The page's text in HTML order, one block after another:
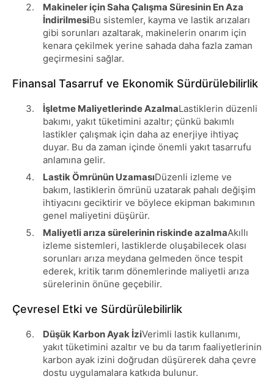
Makineler için Saha Çalışma Süresinin En Aza
İndirilmesiBu sistemler, kayma ve lastik arızaları
gibi sorunları azaltarak, makinelerin onarım için
kenara çekilmek yerine sahada daha fazla zaman
geçirmesini sağlar.
Finansal Tasarruf ve Ekonomik Sürdürülebilirlik
İşletme Maliyetlerinde AzalmaLastiklerin düzenli
bakımı, yakıt tüketimini azaltır; çünkü bakımlı
lastikler çalışmak için daha az enerjiye ihtiyaç
duyar. Bu da zaman içinde önemli yakıt tasarrufu
anlamına gelir.
Lastik Ömrünün UzamasıDüzenli izleme ve
bakım, lastiklerin ömrünü uzatarak pahalı değişim
ihtiyacını geciktirir ve böylece ekipman bakımının
genel maliyetini düşürür.
Maliyetli arıza sürelerinin riskinde azalmaAkıllı
izleme sistemleri, lastiklerde oluşabilecek olası
sorunları arıza meydana gelmeden önce tespit
ederek, kritik tarım dönemlerinde maliyetli arıza
sürelerinin önüne geçebilir.
Çevresel Etki ve Sürdürülebilirlik
Düşük Karbon Ayak İziVerimli lastik kullanımı,
yakıt tüketimini azaltır ve bu da tarım faaliyetlerinin
karbon ayak izini doğrudan düşürerek daha çevre
dostu uygulamalara katkıda bulunur.